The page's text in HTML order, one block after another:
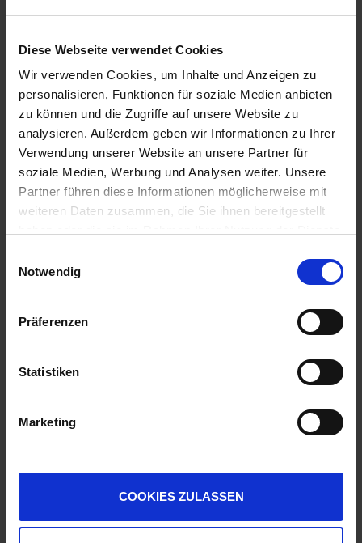
Diese Webseite verwendet Cookies
Wir verwenden Cookies, um Inhalte und Anzeigen zu
personalisieren, Funktionen für soziale Medien anbieten
zu können und die Zugriffe auf unsere Website zu
analysieren. Außerdem geben wir Informationen zu Ihrer
Verwendung unserer Website an unsere Partner für
soziale Medien, Werbung und Analysen weiter. Unsere
Partner führen diese Informationen möglicherweise mit
weiteren Daten zusammen, die Sie ihnen bereitgestellt
Notwendig
Präferenzen
Statistiken
Marketing
COOKIES ZULASSEN
BetaMaxx50
DSV TerraLife N-
Fixx50
IN DEN
WARENKORB